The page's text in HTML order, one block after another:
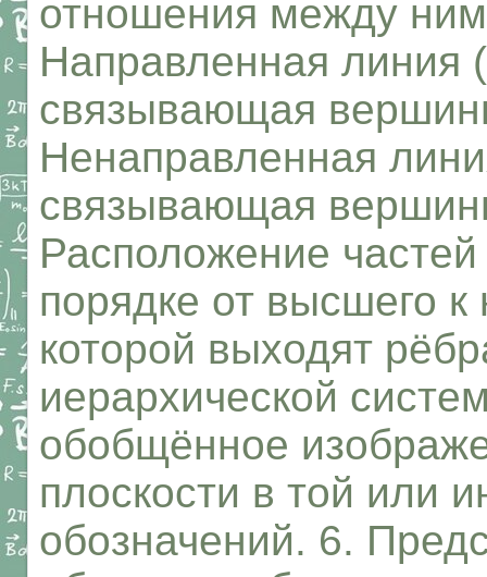
отношения между
Направленная линия
связывающая
Ненаправленная
связывающая
Расположение
порядке от высшего
которой выходят
иерархической
обобщённое
плоскости в той или
обозначений. 6.